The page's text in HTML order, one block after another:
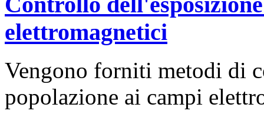
elettromagnetici
Vengono forniti metodi di
popolazione ai campi